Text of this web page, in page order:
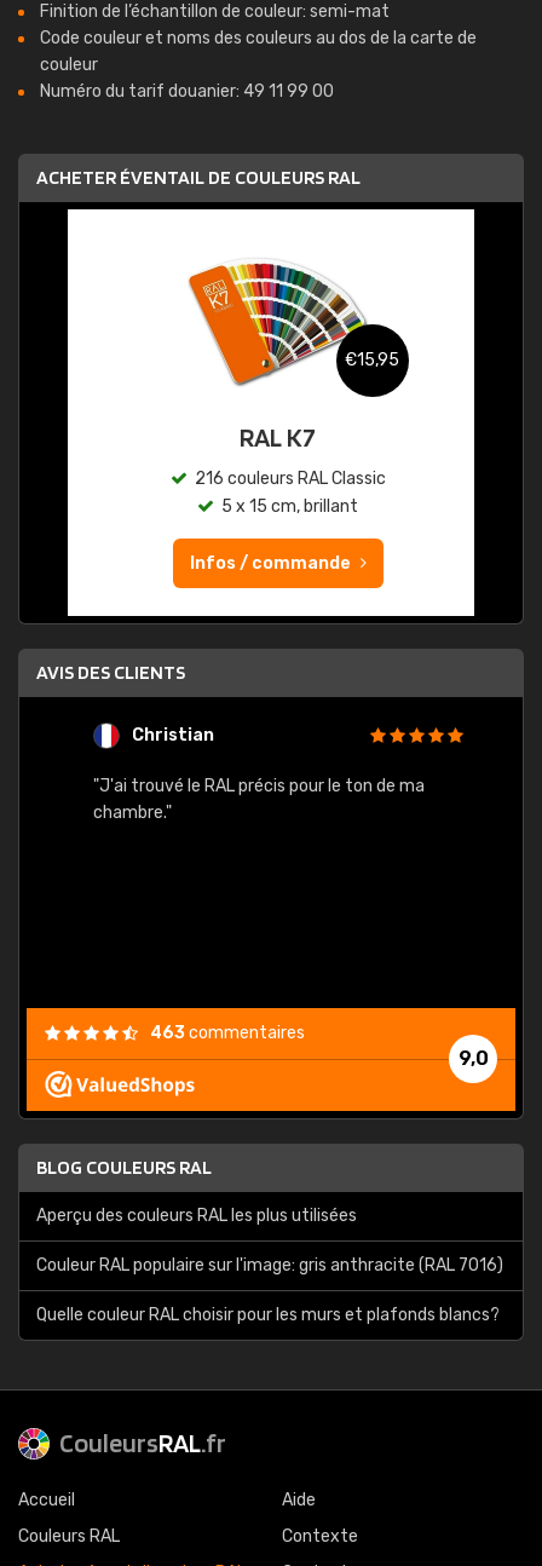
Finition de l’échantillon de couleur: semi-mat
Code couleur et noms des couleurs au dos de la carte de
couleur
Numéro du tarif douanier: 49 11 99 00
ACHETER ÉVENTAIL DE COULEURS RAL
€15,95
RAL K7
216 couleurs RAL Classic
5 x 15 cm, brillant
Infos / commande
AVIS DES CLIENTS
Christian
"J'ai trouvé le RAL précis pour le ton de ma
chambre."
9,0
463commentaires
BLOG COULEURS RAL
Aperçu des couleurs RAL les plus utilisées
Couleur RAL populaire sur l'image: gris anthracite (RAL 7016)
Quelle couleur RAL choisir pour les murs et plafonds blancs?
CouleursRAL.fr
Accueil
Couleurs RAL
Aide
Contexte